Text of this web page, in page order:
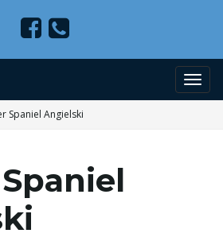
Spaniel Angielski